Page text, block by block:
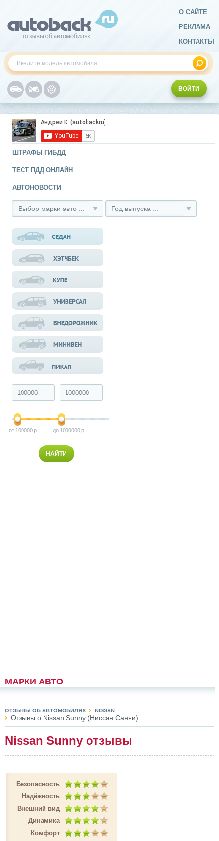
О САЙТЕ
РЕКЛАМА
КОНТАКТЫ
ВОЙТИ
ШТРАФЫ ГИБДД
ТЕСТ ПДД ОНЛАЙН
АВТОНОВОСТИ
Выбор марки авто ... Год выпуска ...
100000 1000000
МАРКИ АВТО
ОТЗЫВЫ ОБ АВТОМОБИЛЯХ NISSAN
Отзывы о Nissan Sunny (Ниссан Санни)
Nissan Sunny отзывы
Безопасность
Надёжность
Внешний вид
Динамика
Комфорт